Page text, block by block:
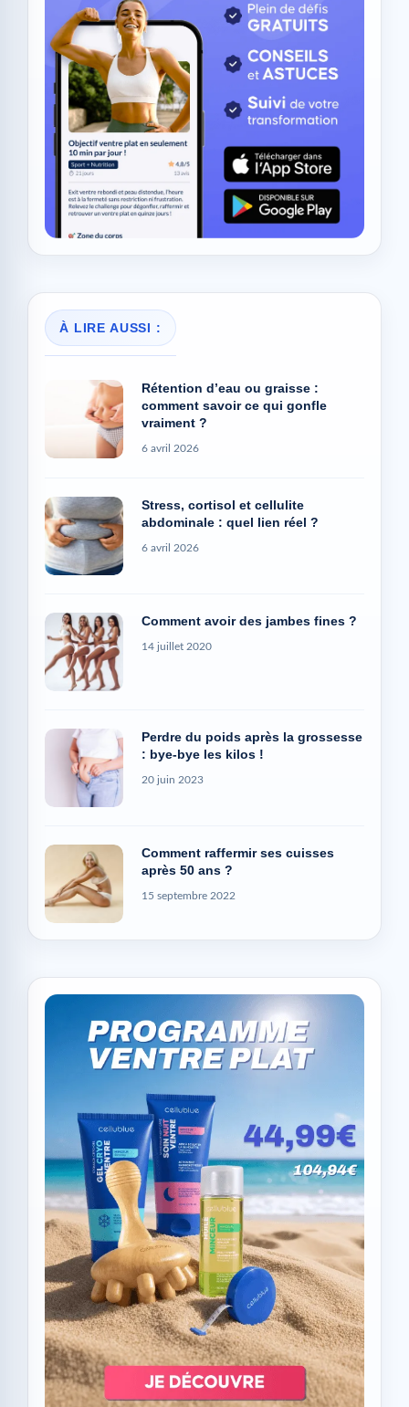
À LIRE AUSSI :
Rétention d’eau ou graisse :
comment savoir ce qui gonfle
vraiment ?
6 avril 2026
Stress, cortisol et cellulite
abdominale : quel lien réel ?
6 avril 2026
Comment avoir des jambes fines ?
14 juillet 2020
Perdre du poids après la grossesse
: bye-bye les kilos !
20 juin 2023
Comment raffermir ses cuisses
après 50 ans ?
15 septembre 2022